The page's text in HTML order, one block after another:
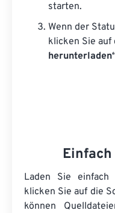
starten.
Wenn der
klicken Sie auf
Laden Sie
klicken Sie auf die
können